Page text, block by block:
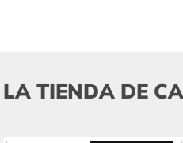
LA TIENDA DE